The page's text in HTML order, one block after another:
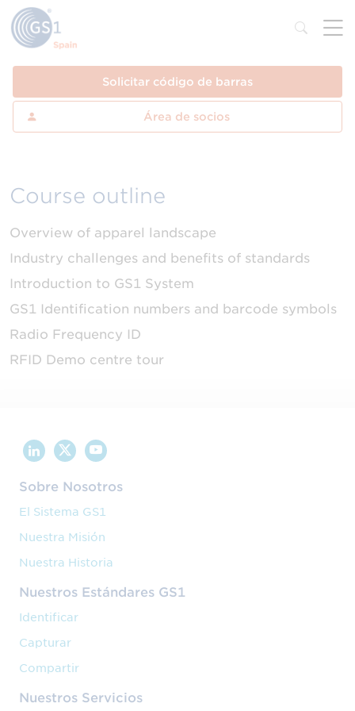
Solicitar código de barras
Área de socios
Course outline
Overview of apparel landscape
Industry challenges and benefits of standards
Introduction to GS1 System
GS1 Identification numbers and barcode symbols
Radio Frequency ID
RFID Demo centre tour
Sobre Nosotros
El Sistema GS1
Nuestra Misión
Nuestra Historia
Nuestros Estándares GS1
Identificar
Capturar
Compartir
Nuestros Servicios